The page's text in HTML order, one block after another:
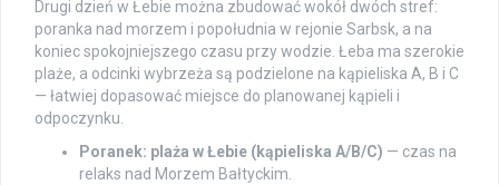
Drugi dzień w Łebie można zbudować wokół dwóch stref:
poranka nad morzem i popołudnia w rejonie Sarbsk, a na
koniec spokojniejszego czasu przy wodzie. Łeba ma szerokie
plaże, a odcinki wybrzeża są podzielone na kąpieliska A, B i C
— łatwiej dopasować miejsce do planowanej kąpieli i
odpoczynku.
Poranek: plaża w Łebie (kąpieliska A/B/C) — czas na
relaks nad Morzem Bałtyckim.